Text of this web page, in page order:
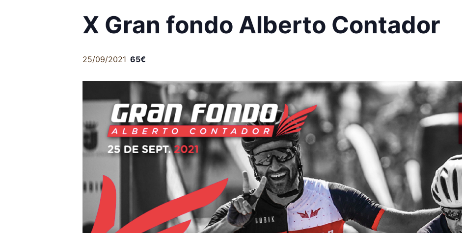
X Gran fondo Alberto Contador
25/09/2021 65€